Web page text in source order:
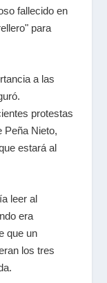
fallecido en
para
a las
protestas
Peña Nieto,
estará al
leer al
era
que un
los tres